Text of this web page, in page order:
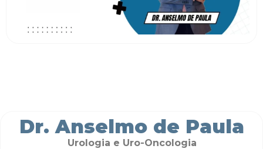
Dr. Anselmo de Paula
Urologia e Uro-Oncologia